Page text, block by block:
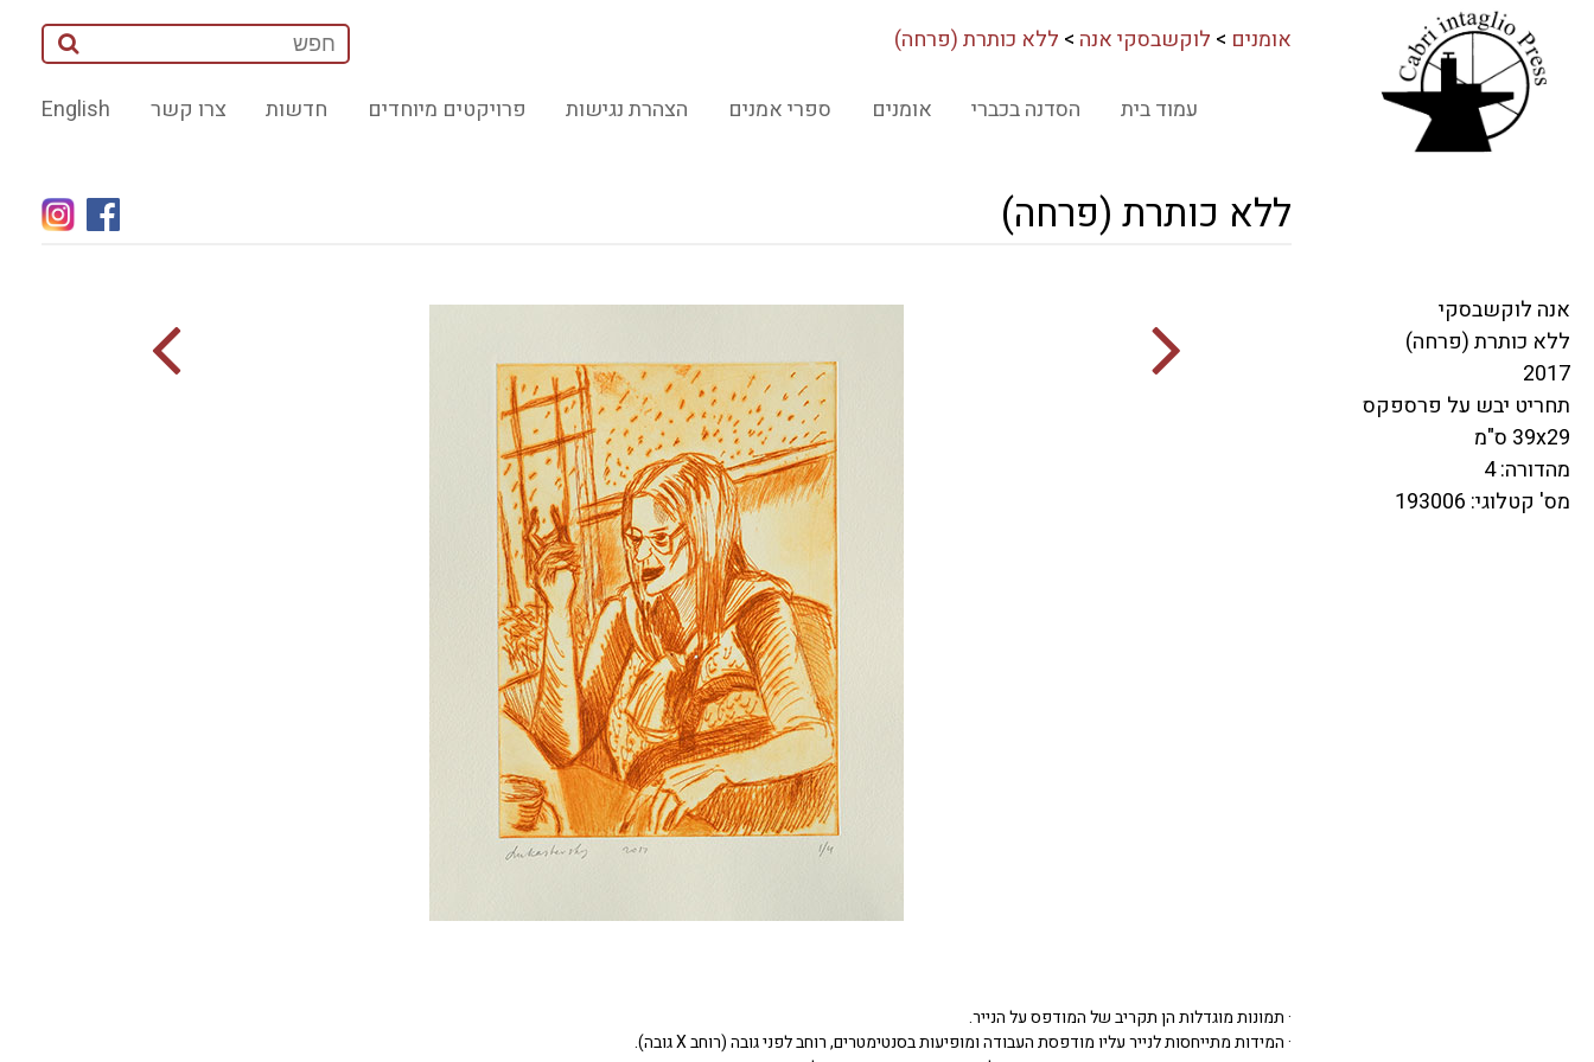
אומנים > לוקשבסקי אנה > ללא כותרת (פרחה)
English צרו קשר חדשות פרויקטים מיוחדים הצהרת נגישות ספרי אמנים אומנים הסדנה בכברי עמוד בית
ללא כותרת (פרחה)
· תמונות מוגדלות הן תקריב של המודפס על הנייר.
· המידות מתייחסות לנייר עליו מודפסת העבודה ומופיעות בסנטימטרים, רוחב לפני גובה (רוחב X גובה).
אנה לוקשבסקי
ללא כותרת (פרחה)
2017
תחריט יבש על פרספקס
39x29 ס"מ
מהדורה: 4
מס' קטלוגי: 193006